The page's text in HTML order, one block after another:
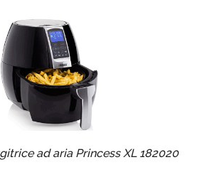
ad aria Princess XL 182020